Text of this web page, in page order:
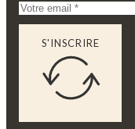
S'INSCRIRE